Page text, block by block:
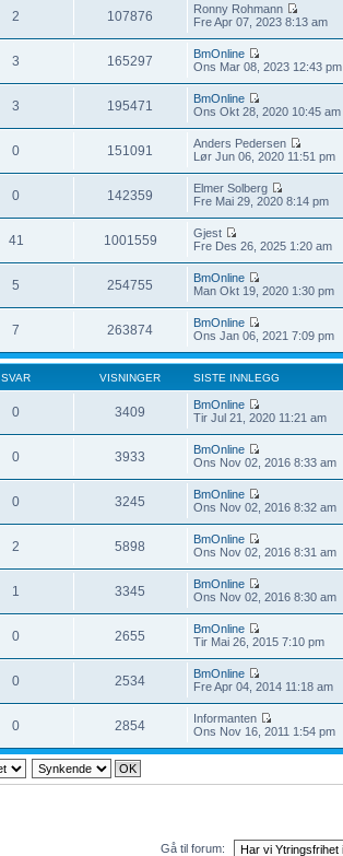
2 107876
Ronny Rohmann
Fre Apr 07, 2023 8:13 am
3 165297
BmOnline
Ons Mar 08, 2023 12:43 pm
3 195471
BmOnline
Ons Okt 28, 2020 10:45 am
0 151091
Anders Pedersen
Lør Jun 06, 2020 11:51 pm
0 142359
Elmer Solberg
Fre Mai 29, 2020 8:14 pm
41 1001559
Gjest
Fre Des 26, 2025 1:20 am
5 254755
BmOnline
Man Okt 19, 2020 1:30 pm
7 263874
BmOnline
Ons Jan 06, 2021 7:09 pm
SVAR VISNINGER SISTE INNLEGG
0 3409
BmOnline
Tir Jul 21, 2020 11:21 am
0 3933
BmOnline
Ons Nov 02, 2016 8:33 am
0 3245
BmOnline
Ons Nov 02, 2016 8:32 am
2 5898
BmOnline
Ons Nov 02, 2016 8:31 am
1 3345
BmOnline
Ons Nov 02, 2016 8:30 am
0 2655
BmOnline
Tir Mai 26, 2015 7:10 pm
0 2534
BmOnline
Fre Apr 04, 2014 11:18 am
0 2854
Informanten
Ons Nov 16, 2011 1:54 pm
Gå til forum: